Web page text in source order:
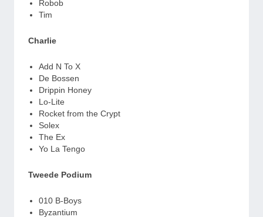
Robob
Tim
Charlie
Add N To X
De Bossen
Drippin Honey
Lo-Lite
Rocket from the Crypt
Solex
The Ex
Yo La Tengo
Tweede Podium
010 B-Boys
Byzantium